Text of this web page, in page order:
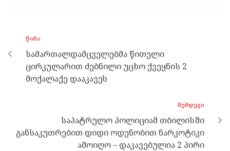
o
o
k
er m p
p
ᲬᲘᲜᲐ
სამართალდამცველებმა წითელი
ცირკულარით ძებნილი უცხო ქვეყნის 2
მოქალაქე დააკავეს
ᲨᲔᲛᲓᲔᲒᲘ
საპატრულო პოლიციამ თბილისში
განსაკუთრებით დიდი ოდენობით ნარკოტიკი
ამოიღო – დაკავებულია 2 პირი